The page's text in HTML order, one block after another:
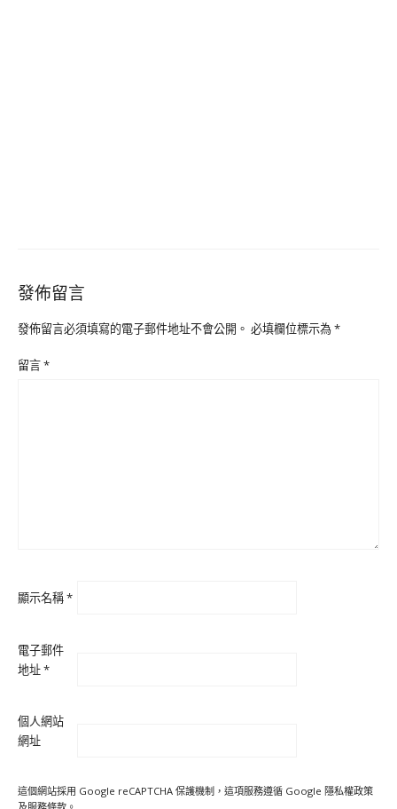
發佈留言
發佈留言必須填寫的電子郵件地址不會公開。 必填欄位標示為*
留言*
顯示名稱*
電子郵件
地址*
個人網站
網址
這個網站採用 Google reCAPTCHA 保護機制，這項服務遵循 Google 隱私權政策